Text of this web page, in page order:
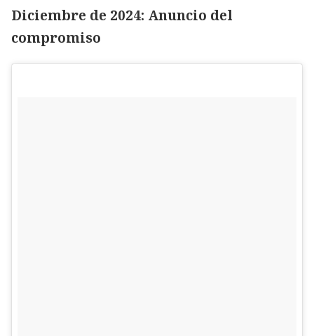
Diciembre de 2024: Anuncio del
compromiso